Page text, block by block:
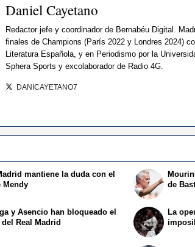
Daniel Cayetano
Redactor jefe y coordinador de Bernabéu Digital.
finales de Champions (París 2022 y Londres 2024)
Literatura Española, y en Periodismo por la
Sphera Sports y excolaborador de Radio 4G.
DANICAYETANO7
mantiene la duda con el
Mendy
y Asencio han bloqueado el
Real Madrid
de
La